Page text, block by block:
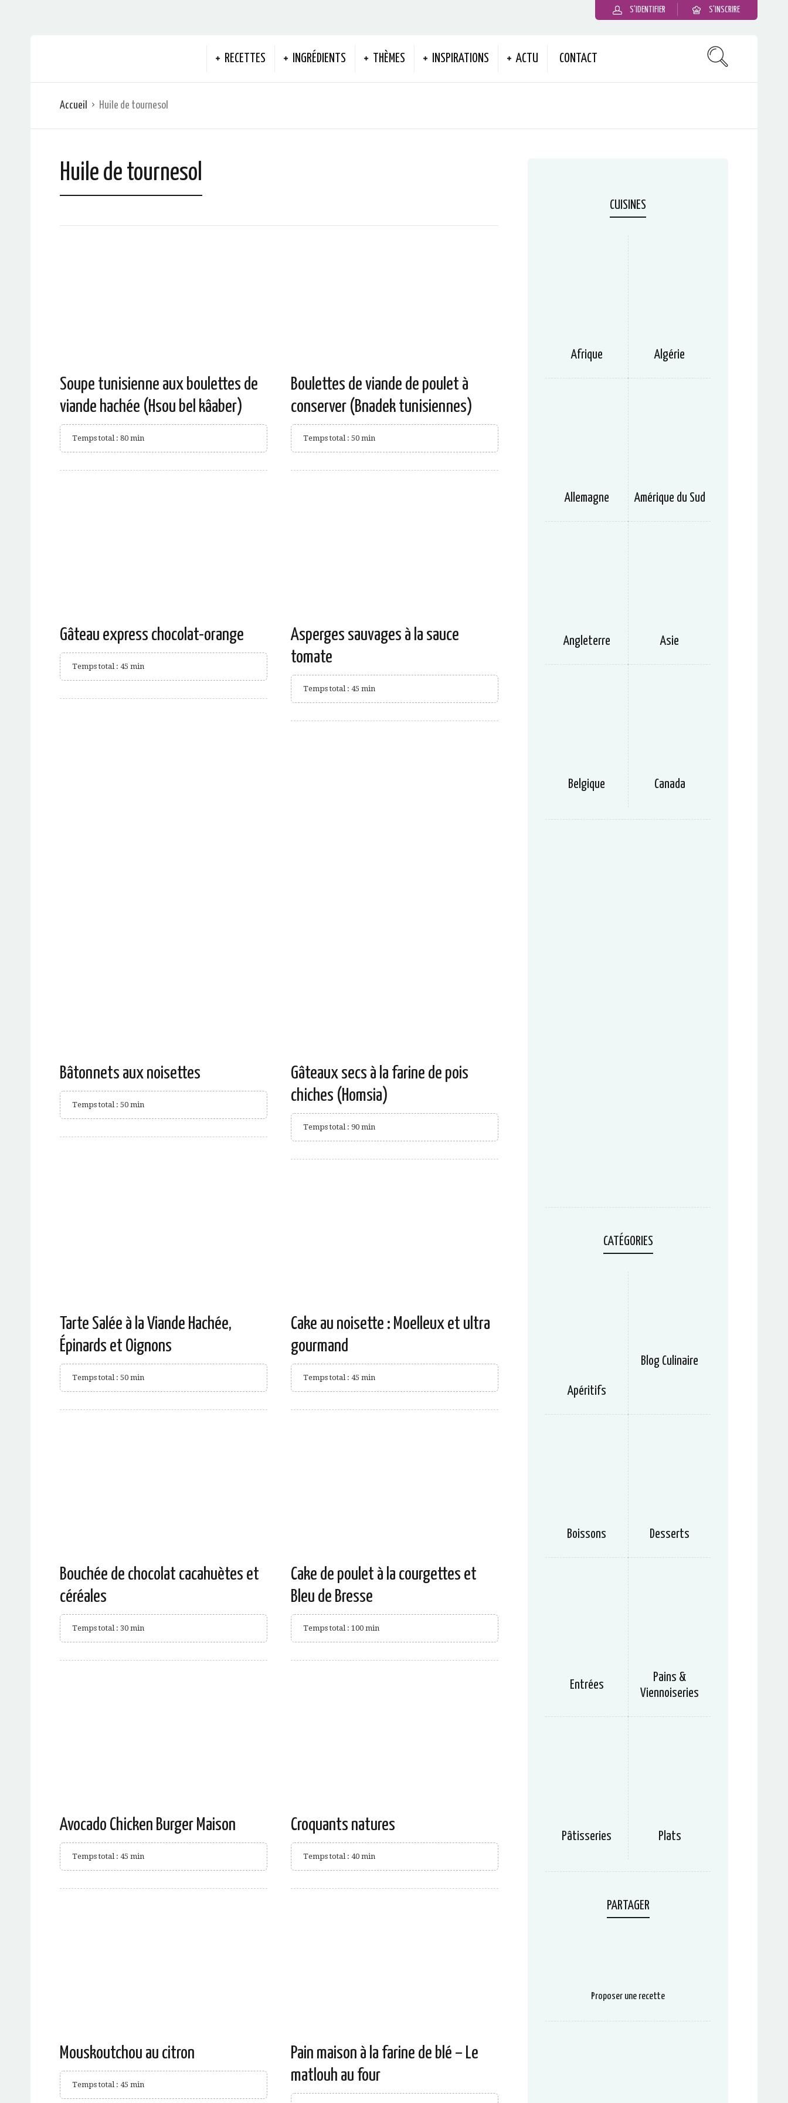
S'IDENTIFIER S'INSCRIRE
RECETTES INGRÉDIENTS THÈMES INSPIRATIONS ACTU CONTACT
Accueil Huile de tournesol
Huile de tournesol
Soupe tunisienne aux boulettes de
viande hachée (Hsou bel kâaber)
Temps total : 80 min
Boulettes de viande de poulet à
conserver (Bnadek tunisiennes)
Temps total : 50 min
Gâteau express chocolat-orange
Temps total : 45 min
Asperges sauvages à la sauce
tomate
Temps total : 45 min
Bâtonnets aux noisettes
Temps total : 50 min
Gâteaux secs à la farine de pois
chiches (Homsia)
Temps total : 90 min
Tarte Salée à la Viande Hachée,
Épinards et Oignons
Temps total : 50 min
Cake au noisette : Moelleux et ultra
gourmand
Temps total : 45 min
Bouchée de chocolat cacahuètes et
céréales
Temps total : 30 min
Cake de poulet à la courgettes et
Bleu de Bresse
Temps total : 100 min
Avocado Chicken Burger Maison
Temps total : 45 min
Croquants natures
Temps total : 40 min
Mouskoutchou au citron
Temps total : 45 min
Pain maison à la farine de blé – Le
matlouh au four
CUISINES
Afrique Algérie
Allemagne Amérique du Sud
Angleterre Asie
Belgique Canada
CATÉGORIES
Apéritifs
Blog Culinaire
Boissons Desserts
Entrées
Pains &
Viennoiseries
Pâtisseries Plats
PARTAGER
Proposer une recette